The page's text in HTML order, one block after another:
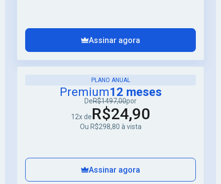
Assinar agora
PLANO ANUAL
Premium12 meses
DeR$1497,00por
12x deR$24,90
Ou R$298,80 à vista
Assinar agora